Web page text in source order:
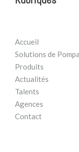
Accueil
Solutions de
Produits
Actualités
Talents
Agences
Contact